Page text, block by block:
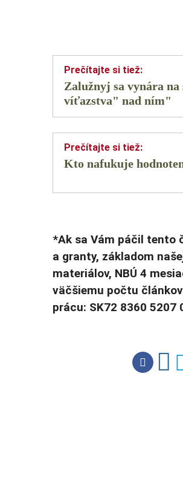
Zalužnyj sa vynára
víťazstva" nad ním"
Kto nafukuje
*Ak sa Vám páčil tento
a granty, základom
materiálov, NBÚ 4
väčšiemu počtu
prácu: SK72 8360 5207